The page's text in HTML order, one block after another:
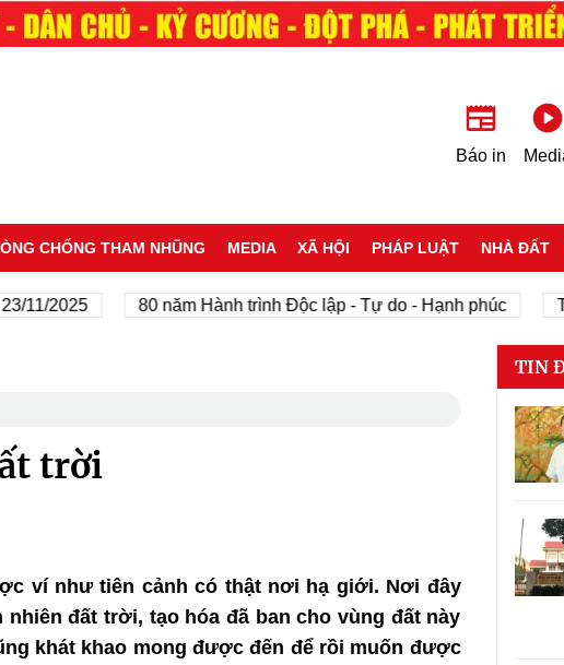
Báo in
CHỐNG THAM NHŨNG MEDIA XÃ HỘI PHÁP LUẬT NHÀ ĐẤT
80 năm Hành trình Độc lập - Tự do - Hạnh phúc Tôi yêu
trời
ví như tiên cảnh có thật nơi hạ giới. Nơi đây
đất trời, tạo hóa đã ban cho vùng đất này
khát khao mong được đến để rồi muốn được
TIN